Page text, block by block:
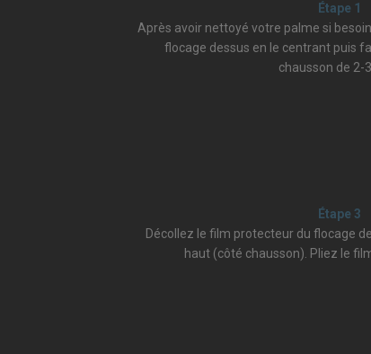
Étape 1
Après avoir nettoyé votre palme si
flocage dessus en le centrant puis
chausson de 2-
Étape 3
Décollez le film protecteur du flocage
haut (côté chausson). Pliez le